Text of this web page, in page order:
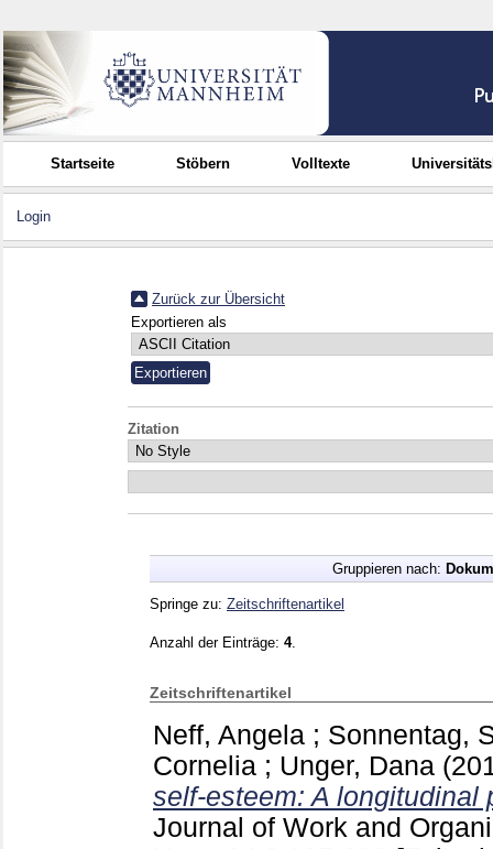
Startseite Stöbern Volltexte
Login
Zurück zur Übersicht
Exportieren als
Zitation
Gruppieren nach:
Springe zu: Zeitschriftenartikel
Anzahl der Einträge: 4.
Zeitschriftenartikel
Neff, Angela ; Sonnentag,
Cornelia ; Unger, Dana
self-esteem: A longitudinal
Journal of Work and